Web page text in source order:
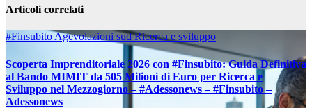
Articoli correlati
#FinsubitoAgevolazioni sudRicerca e sviluppo
Scoperta Imprenditoriale 2026 con #Finsubito: Guida Definitiva
al Bando MIMIT da 505 Milioni di Euro per Ricerca e
Sviluppo nel Mezzogiorno – #Adessonews – #Finsubito –
Adessonews